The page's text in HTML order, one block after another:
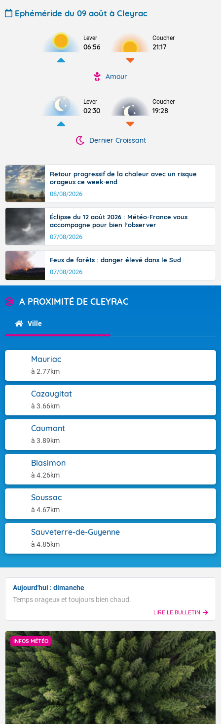
Ephéméride du 09 août à Cleyrac
Lever
06:56
Coucher
21:17
Amour
Lever
02:30
Coucher
19:28
Dernier Croissant
Retour progressif de la chaleur avec un risque
orageux ce week-end
08/08/2026
Éclipse du 12 août 2026 : Météo-France vous
accompagne pour bien l'observer
07/08/2026
Feux de forêts : danger élevé dans le Sud
07/08/2026
A PROXIMITÉ DE CLEYRAC
Ville
Mauriac
à 2.77km
Cazaugitat
à 3.66km
Caumont
à 3.89km
Blasimon
à 4.26km
Soussac
à 4.67km
Sauveterre-de-Guyenne
à 4.85km
Aujourd'hui : dimanche
Temps orageux et toujours bien chaud.
LIRE LE BULLETIN
INFOS MÉTÉO